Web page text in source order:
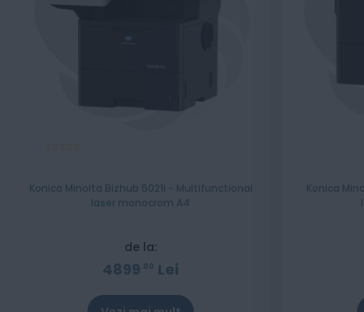
Konica Minolta Bizhub 5021i - Multifunctional
laser monocrom A4
de la:
4899 00 Lei
Konica